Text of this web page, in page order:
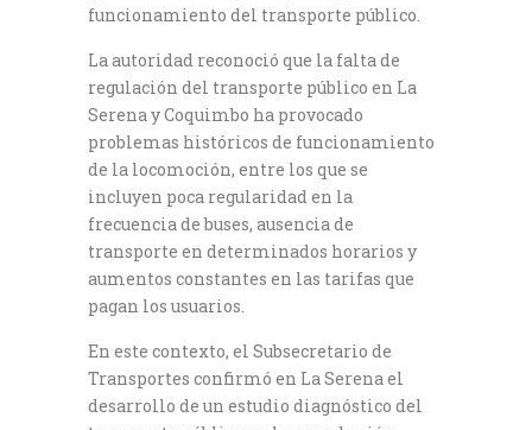
funcionamiento del transporte público.
La autoridad reconoció que la falta de
regulación del transporte público en La
Serena y Coquimbo ha provocado
problemas históricos de funcionamiento
de la locomoción, entre los que se
incluyen poca regularidad en la
frecuencia de buses, ausencia de
transporte en determinados horarios y
aumentos constantes en las tarifas que
pagan los usuarios.
En este contexto, el Subsecretario de
Transportes confirmó en La Serena el
desarrollo de un estudio diagnóstico del